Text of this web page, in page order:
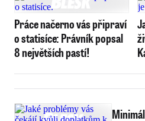
Práce načerno vás připraví
o statisíce: Právník popsal
8 největších pastí!